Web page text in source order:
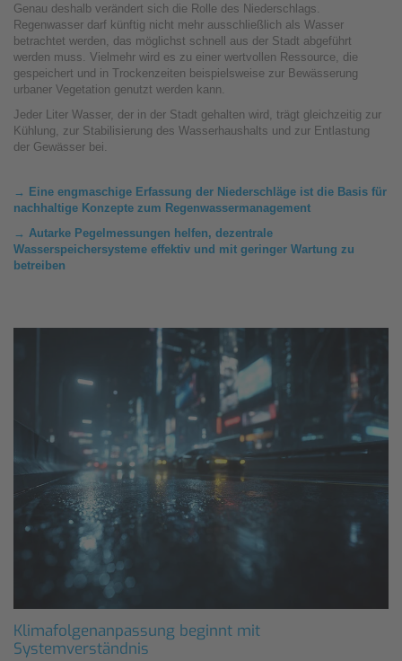
Genau deshalb verändert sich die Rolle des Niederschlags.
Regenwasser darf künftig nicht mehr ausschließlich als Wasser
betrachtet werden, das möglichst schnell aus der Stadt abgeführt
werden muss. Vielmehr wird es zu einer wertvollen Ressource, die
gespeichert und in Trockenzeiten beispielsweise zur Bewässerung
urbaner Vegetation genutzt werden kann.
Jeder Liter Wasser, der in der Stadt gehalten wird, trägt gleichzeitig zur
Kühlung, zur Stabilisierung des Wasserhaushalts und zur Entlastung
der Gewässer bei.
→ Eine engmaschige Erfassung der Niederschläge ist die Basis für
nachhaltige Konzepte zum Regenwassermanagement
→ Autarke Pegelmessungen helfen, dezentrale
Wasserspeichersysteme effektiv und mit geringer Wartung zu
betreiben
Klimafolgenanpassung beginnt mit
Systemverständnis